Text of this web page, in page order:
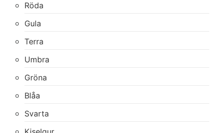
Röda
Gula
Terra
Umbra
Gröna
Blåa
Svarta